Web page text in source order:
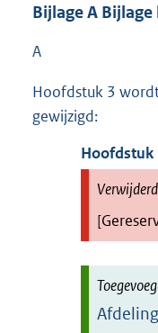
BijlageA
A
Hoofdstuk 3
gewijzigd:
Hoofdstuk
Afdeling